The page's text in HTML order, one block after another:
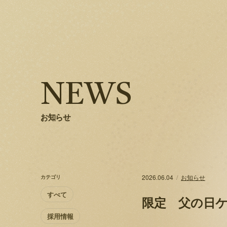
NEWS
お知らせ
カテゴリ
すべて
採用情報
2026.06.04 お知らせ
限定 父の日